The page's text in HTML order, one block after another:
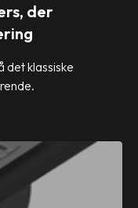
der
det klassiske